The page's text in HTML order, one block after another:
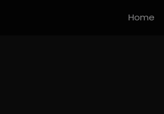
Home